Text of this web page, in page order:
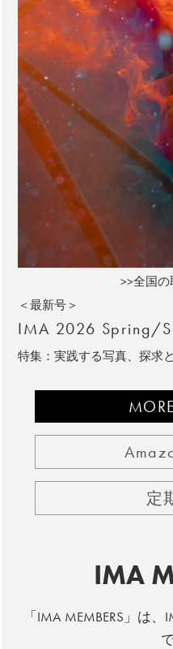
>>全国
＜最新号＞
IMA 2026 Spring/
特集：実践する写真、探求
定
IMA
「IMA MEMBERS」は